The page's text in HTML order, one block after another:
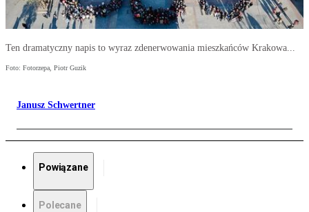
Ten dramatyczny napis to wyraz zdenerwowania mieszkańców Krakowa...
Foto: Fotorzepa, Piotr Guzik
Janusz Schwertner
Powiązane
Polecane